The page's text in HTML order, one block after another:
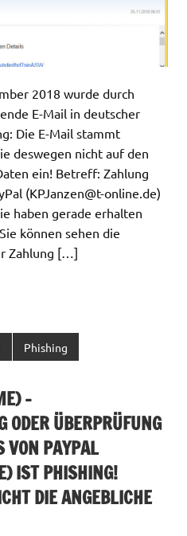
2018 wurde durch
E-Mail in deutscher
Die E-Mail stammt
deswegen nicht auf den
ein! Betreff: Zahlung
(KPJanzen@t-online.de)
haben gerade erhalten
können sehen die
Zahlung […]
Phishing
–
ODER ÜBERPRÜFUNG
VON PAYPAL
) IST PHISHING!
DIE ANGEBLICHE